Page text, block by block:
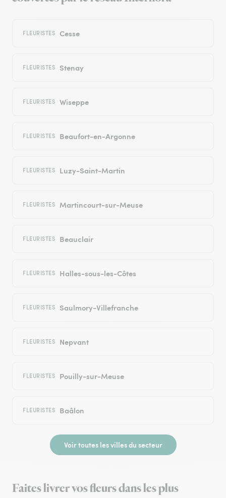
FLEURISTES Cesse
FLEURISTES Stenay
FLEURISTES Wiseppe
FLEURISTES Beaufort-en-Argonne
FLEURISTES Luzy-Saint-Martin
FLEURISTES Martincourt-sur-Meuse
FLEURISTES Beauclair
FLEURISTES Halles-sous-les-Côtes
FLEURISTES Saulmory-Villefranche
FLEURISTES Nepvant
FLEURISTES Pouilly-sur-Meuse
FLEURISTES Baâlon
Voir toutes les villes du secteur
Faites livrer vos fleurs dans les plus